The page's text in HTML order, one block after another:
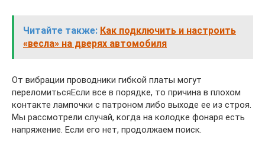
Читайте также: Как подключить и настроить
«весла» на дверях автомобиля
От вибрации проводники гибкой платы могут
переломитьсяЕсли все в порядке, то причина в плохом
контакте лампочки с патроном либо выходе ее из строя.
Мы рассмотрели случай, когда на колодке фонаря есть
напряжение. Если его нет, продолжаем поиск.